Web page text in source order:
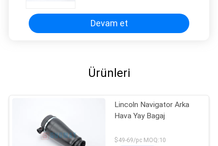
Devam et
Ürünleri
Lincoln Navigator Arka
Hava Yay Bagaj
$49-69/pc MOQ:10